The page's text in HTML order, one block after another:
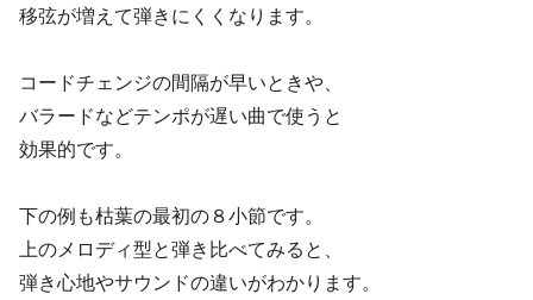
移弦が増えて弾きにくくなります。
コードチェンジの間隔が早いときや、
バラードなどテンポが遅い曲で使うと
効果的です。
下の例も枯葉の最初の８小節です。
上のメロディ型と弾き比べてみると、
弾き心地やサウンドの違いがわかります。